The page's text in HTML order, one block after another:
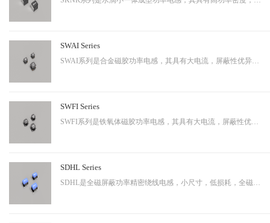
SWAI Series
SWAI系列是合金磁胶功率电感，其具有大电流，屏蔽性优异等特性，应用广泛。
SWFI Series
SWFI系列是铁氧体磁胶功率电感，其具有大电流，屏蔽性优异，性价比高等特性，应用广泛。
SDHL Series
SDHL是全磁屏蔽功率精密绕线电感，小尺寸，低损耗，全磁屏蔽等特点，适用于小型化终端产品。